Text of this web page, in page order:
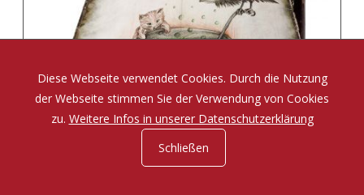
Eine Zauberposse von Michael Ende
Diese Webseite verwendet Cookies. Durch die Nutzung
der Webseite stimmen Sie der Verwendung von Cookies
zu. Weitere Infos in unserer Datenschutzerklärung
Schließen